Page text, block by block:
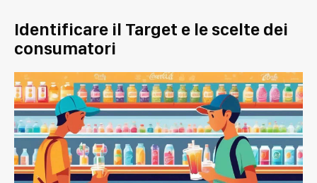
Identificare il Target e le scelte dei
consumatori